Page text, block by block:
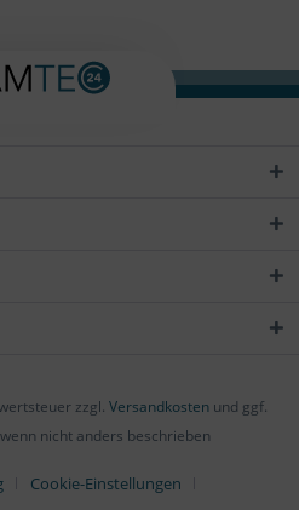
zzgl. Versandkosten und ggf.
nicht anders beschrieben
Cookie-Einstellungen